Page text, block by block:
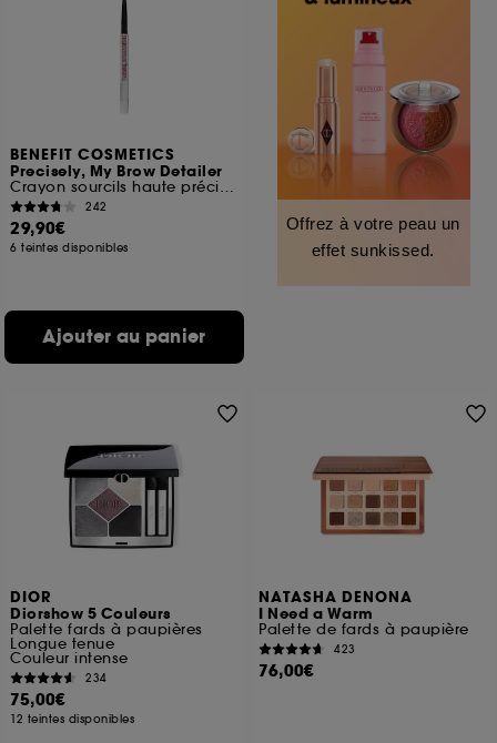
BENEFIT COSMETICS
Precisely, My Brow Detailer
Crayon sourcils haute précision
242
29,90€
6 teintes disponibles
Ajouter au panier
Offrez à votre peau un
effet sunkissed.
DIOR
Diorshow 5 Couleurs
Palette fards à paupières
Longue tenue
Couleur intense
234
75,00€
12 teintes disponibles
NATASHA DENONA
I Need a Warm
Palette de fards à paupière
423
76,00€